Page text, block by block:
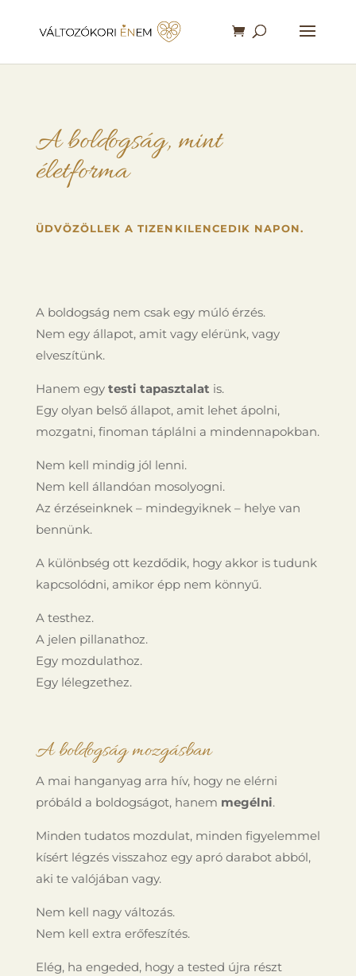
A boldogság, mint
életforma
ÜDVÖZÖLLEK A TIZENKILENCEDIK NAPON.
A boldogság nem csak egy múló érzés.
Nem egy állapot, amit vagy elérünk, vagy
elveszítünk.
Hanem egy testi tapasztalat is.
Egy olyan belső állapot, amit lehet ápolni,
mozgatni, finoman táplálni a mindennapokban.
Nem kell mindig jól lenni.
Nem kell állandóan mosolyogni.
Az érzéseinknek – mindegyiknek – helye van
bennünk.
A különbség ott kezdődik, hogy akkor is tudunk
kapcsolódni, amikor épp nem könnyű.
A testhez.
A jelen pillanathoz.
Egy mozdulathoz.
Egy lélegzethez.
A boldogság mozgásban
A mai hanganyag arra hív, hogy ne elérni
próbáld a boldogságot, hanem megélni.
Minden tudatos mozdulat, minden figyelemmel
kísért légzés visszahoz egy apró darabot abból,
aki te valójában vagy.
Nem kell nagy változás.
Nem kell extra erőfeszítés.
Elég, ha engeded, hogy a tested újra részt